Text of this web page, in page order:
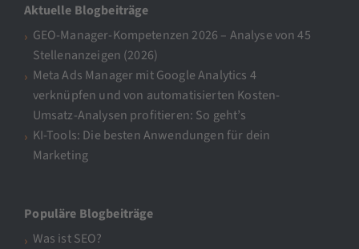
Aktuelle Blogbeiträge
GEO-Manager-Kompetenzen 2026 – Analyse von 45
Stellenanzeigen (2026)
Meta Ads Manager mit Google Analytics 4
verknüpfen und von automatisierten Kosten-
Umsatz-Analysen profitieren: So geht’s
KI-Tools: Die besten Anwendungen für dein
Marketing
Populäre Blogbeiträge
Was ist SEO?